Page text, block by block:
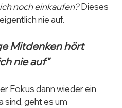
noch einkaufen? Dieses
nie auf.
Mitdenken hört
nie auf"
Fokus dann wieder ein
sind, geht es um